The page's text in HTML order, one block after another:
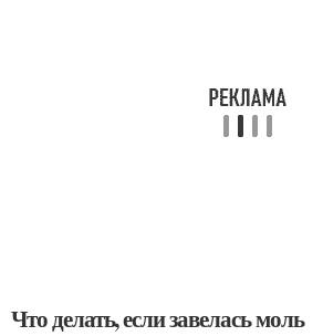
Что делать, если завелась моль